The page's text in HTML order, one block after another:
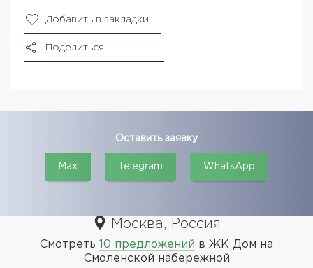
Добавить в закладки
Поделиться
Оставить заявку
Max Telegram WhatsApp
Москва, Россия
Смотреть 10 предложений в ЖК Дом на
Смоленской набережной